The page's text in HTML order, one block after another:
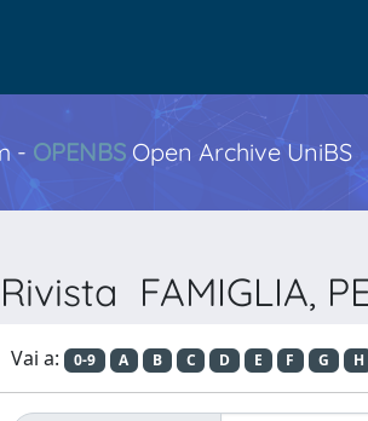
- OPENBS Open Archive UniBS
FAMIGLIA,
Vai a: 0-9 A B C D E F G H